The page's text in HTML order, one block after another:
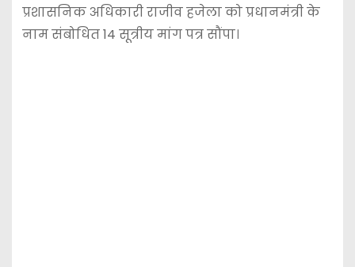
प्रशासनिक अधिकारी राजीव हजेला को प्रधानमंत्री के
नाम संबोधित 14 सूत्रीय मांग पत्र सौंपा।